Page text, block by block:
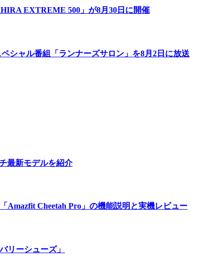
EXTREME 500」が8月30日に開催
シャル番組「ランナーズサロン」を8月2日に放送
最新モデルを紹介
Amazfit Cheetah Pro」の機能説明と実機レビュー
リーシューズ」